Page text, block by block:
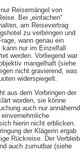
Reisemängel von
Bei „einfachen“
am Reisevertrag
zu verbringen und
wann genau ein
kann nur im Einzelfall
werden. Vorliegend war
mangelhaft (siehe
nicht gravierend, was
widerspiegelt.
aus dem Vorbringen der
worden, sie könne
auch nur annähernd
hierin nicht erblicken.
der Klägerin ergab
Rückreise. Der Verbleib
auch zumutbar (siehe